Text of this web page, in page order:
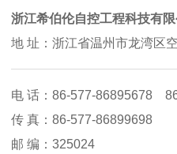
借在生物制药领域二十多年的
队，以提供优质服务为主导，
浙江希伯伦自控工程科技有限
地 址：浙江省温州市龙湾区
电 话：86-577-86895678
传 真：86-577-86899698
邮 编：325024